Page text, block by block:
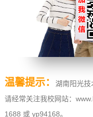
温馨提示：
湖南阳光技
请经常关注我校网站：
1688 或 yp94168。